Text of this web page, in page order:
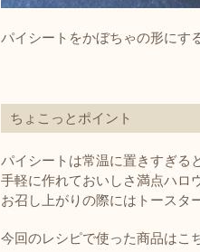
パイシートをかぼちゃの形にす
ちょこっとポイント
パイシートは常温に置きすぎる
手軽に作れておいしさ満点ハロ
お召し上がりの際にはトースタ
今回のレシピで使った商品はこ